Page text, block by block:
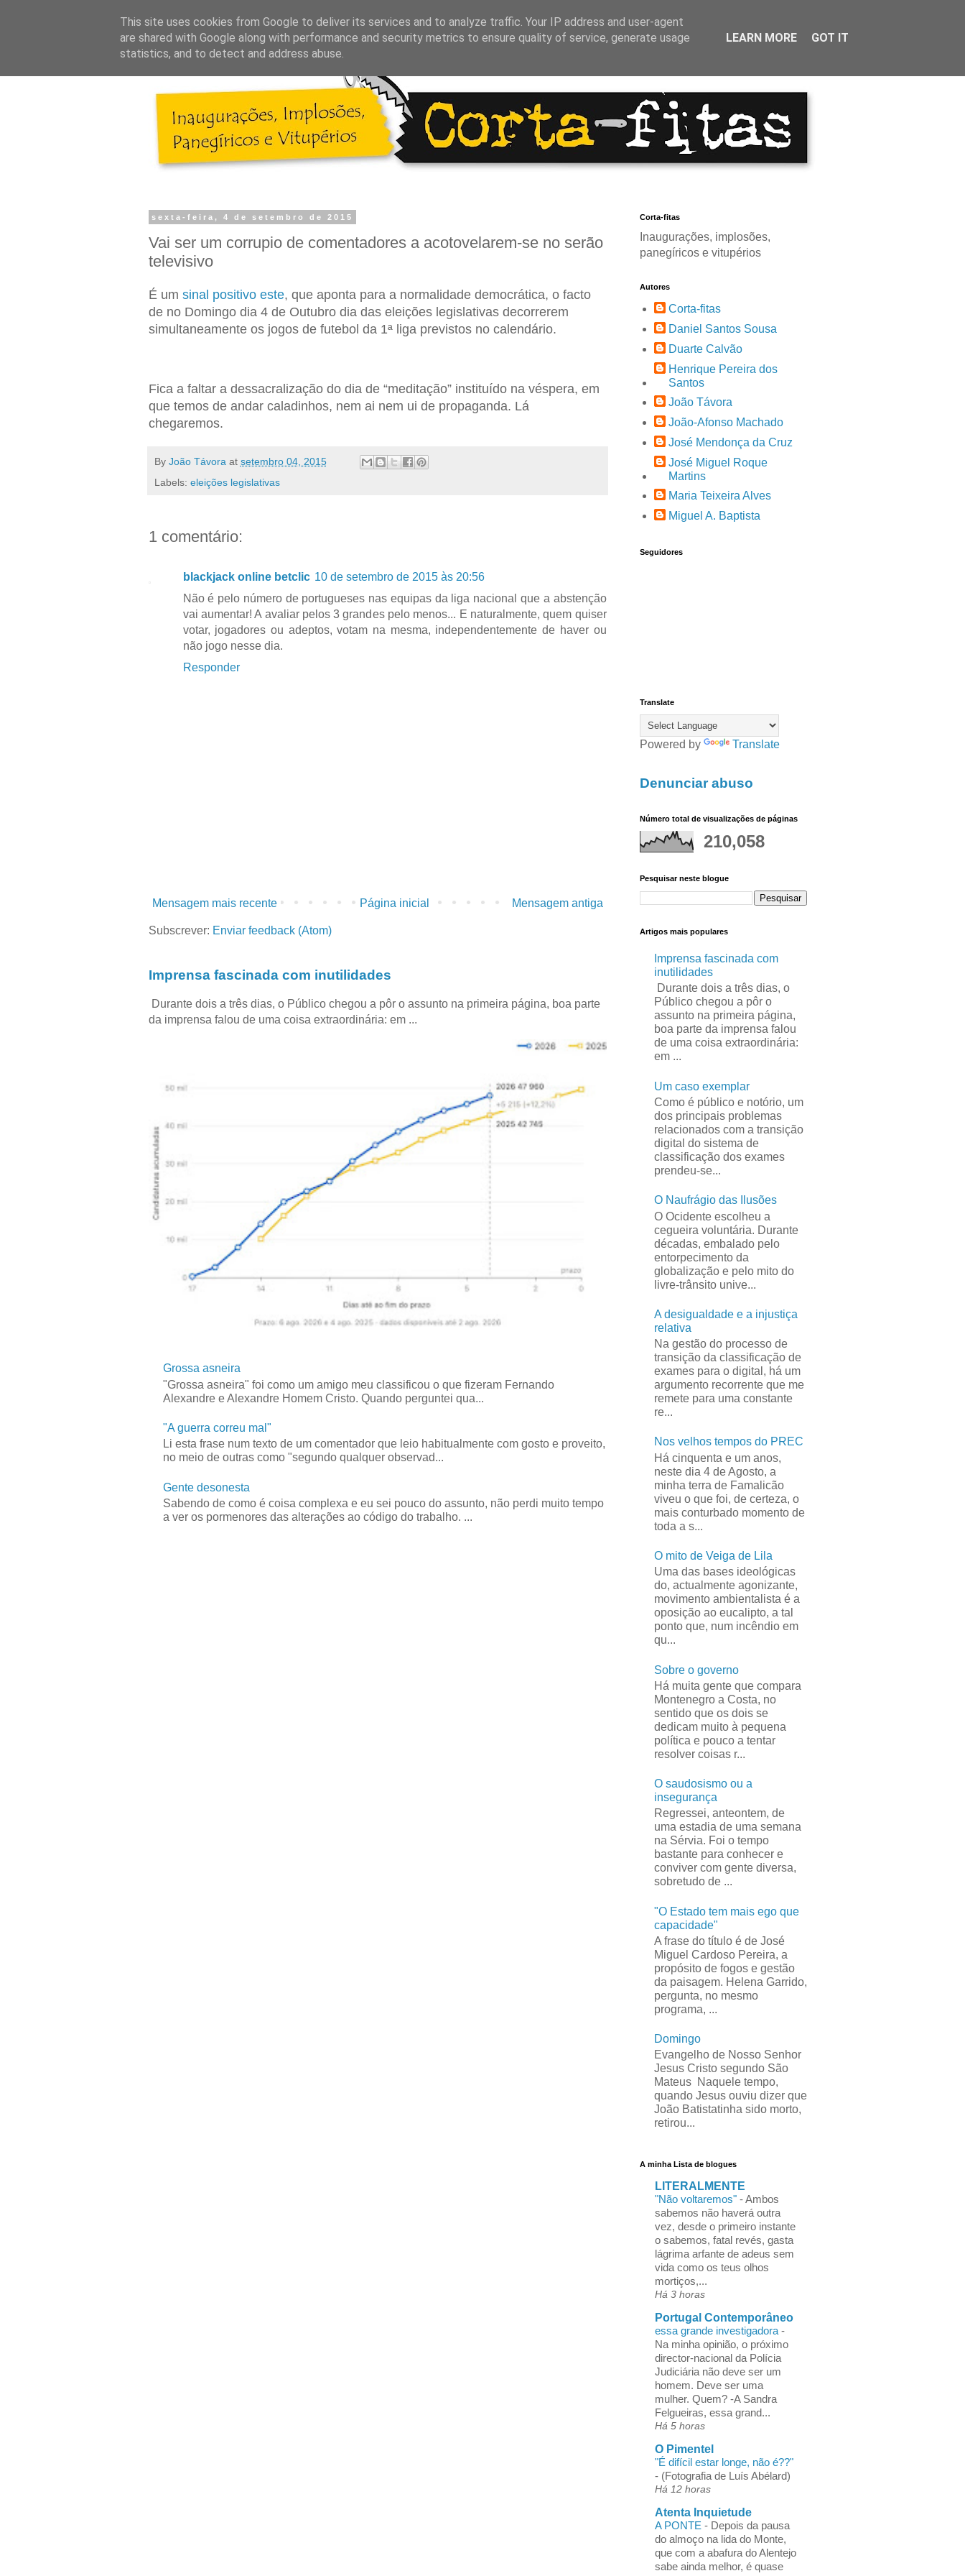
sexta-feira, 4 de setembro de 2015
Vai ser um corrupio de comentadores a acotovelarem-se no serão
televisivo
É um sinal positivo este, que aponta para a normalidade democrática, o facto
de no Domingo dia 4 de Outubro dia das eleições legislativas decorrerem
simultaneamente os jogos de futebol da 1ª liga previstos no calendário.
Fica a faltar a dessacralização do dia de “meditação” instituído na véspera, em
que temos de andar caladinhos, nem ai nem ui de propaganda. Lá
chegaremos.
By João Távora at setembro 04, 2015
Labels: eleições legislativas
1 comentário:
blackjack online betclic 10 de setembro de 2015 às 20:56
Não é pelo número de portugueses nas equipas da liga nacional que a abstenção
vai aumentar! A avaliar pelos 3 grandes pelo menos... E naturalmente, quem quiser
votar, jogadores ou adeptos, votam na mesma, independentemente de haver ou
não jogo nesse dia.
Responder
Mensagem mais recente Mensagem antiga
Página inicial
Subscrever: Enviar feedback (Atom)
Imprensa fascinada com inutilidades
Durante dois a três dias, o Público chegou a pôr o assunto na primeira página, boa parte
da imprensa falou de uma coisa extraordinária: em ...
Grossa asneira
"Grossa asneira" foi como um amigo meu classificou o que fizeram Fernando
Alexandre e Alexandre Homem Cristo. Quando perguntei qua...
"A guerra correu mal"
Li esta frase num texto de um comentador que leio habitualmente com gosto e proveito,
no meio de outras como "segundo qualquer observad...
Gente desonesta
Sabendo de como é coisa complexa e eu sei pouco do assunto, não perdi muito tempo
a ver os pormenores das alterações ao código do trabalho. ...
Corta-fitas
Inaugurações, implosões,
panegíricos e vitupérios
Autores
Corta-fitas
Daniel Santos Sousa
Duarte Calvão
Henrique Pereira dos
Santos
João Távora
João-Afonso Machado
José Mendonça da Cruz
José Miguel Roque
Martins
Maria Teixeira Alves
Miguel A. Baptista
Seguidores
Translate
Powered by Translate
Denunciar abuso
Número total de visualizações de páginas
210,058
Pesquisar neste blogue
Artigos mais populares
Imprensa fascinada com
inutilidades
Durante dois a três dias, o
Público chegou a pôr o
assunto na primeira página,
boa parte da imprensa falou
de uma coisa extraordinária:
em ...
Um caso exemplar
Como é público e notório, um
dos principais problemas
relacionados com a transição
digital do sistema de
classificação dos exames
prendeu-se...
O Naufrágio das Ilusões
O Ocidente escolheu a
cegueira voluntária. Durante
décadas, embalado pelo
entorpecimento da
globalização e pelo mito do
livre-trânsito unive...
A desigualdade e a injustiça
relativa
Na gestão do processo de
transição da classificação de
exames para o digital, há um
argumento recorrente que me
remete para uma constante
re...
Nos velhos tempos do PREC
Há cinquenta e um anos,
neste dia 4 de Agosto, a
minha terra de Famalicão
viveu o que foi, de certeza, o
mais conturbado momento de
toda a s...
O mito de Veiga de Lila
Uma das bases ideológicas
do, actualmente agonizante,
movimento ambientalista é a
oposição ao eucalipto, a tal
ponto que, num incêndio em
qu...
Sobre o governo
Há muita gente que compara
Montenegro a Costa, no
sentido que os dois se
dedicam muito à pequena
política e pouco a tentar
resolver coisas r...
O saudosismo ou a
insegurança
Regressei, anteontem, de
uma estadia de uma semana
na Sérvia. Foi o tempo
bastante para conhecer e
conviver com gente diversa,
sobretudo de ...
"O Estado tem mais ego que
capacidade"
A frase do título é de José
Miguel Cardoso Pereira, a
propósito de fogos e gestão
da paisagem. Helena Garrido,
pergunta, no mesmo
programa, ...
Domingo
Evangelho de Nosso Senhor
Jesus Cristo segundo São
Mateus Naquele tempo,
quando Jesus ouviu dizer que
João Batistatinha sido morto,
retirou...
A minha Lista de blogues
LITERALMENTE
"Não voltaremos" -Ambos
sabemos não haverá outra
vez, desde o primeiro instante
o sabemos, fatal revés, gasta
lágrima arfante de adeus sem
vida como os teus olhos
mortiços,...
Há 3 horas
Portugal Contemporâneo
essa grande investigadora -
Na minha opinião, o próximo
director-nacional da Polícia
Judiciária não deve ser um
homem. Deve ser uma
mulher. Quem? -A Sandra
Felgueiras, essa grand...
Há 5 horas
O Pimentel
"É difícil estar longe, não é??"
- (Fotografia de Luís Abélard)
Há 12 horas
Atenta Inquietude
A PONTE - Depois da pausa
do almoço na lida do Monte,
que com a abafura do Alentejo
sabe ainda melhor, é quase
This site uses cookies from Google to deliver its services and to analyze traffic. Your IP address and user-agent
are shared with Google along with performance and security metrics to ensure quality of service, generate usage
statistics, and to detect and address abuse.
LEARN MORE GOT IT